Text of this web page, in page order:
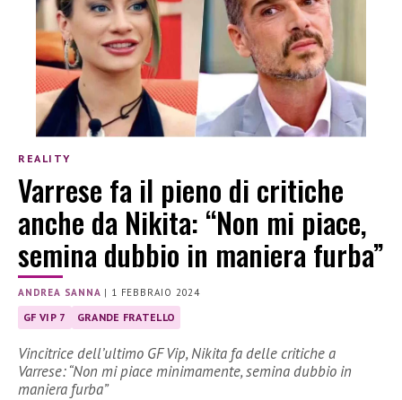
REALITY
Varrese fa il pieno di critiche
anche da Nikita: “Non mi piace,
semina dubbio in maniera furba”
ANDREA SANNA | 1 FEBBRAIO 2024
GF VIP 7 GRANDE FRATELLO
Vincitrice dell’ultimo GF Vip, Nikita fa delle critiche a
Varrese: “Non mi piace minimamente, semina dubbio in
maniera furba”